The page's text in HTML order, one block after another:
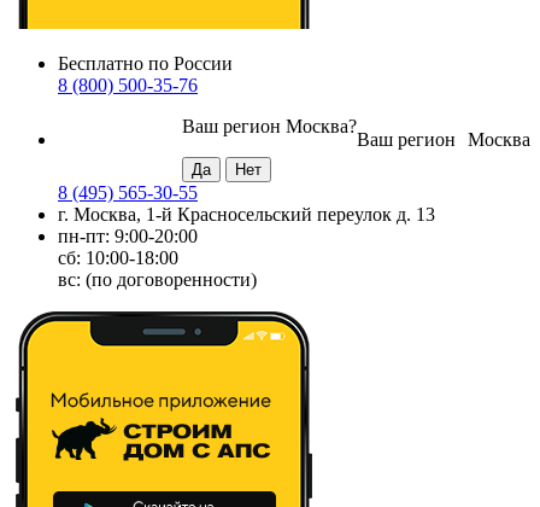
Бесплатно по России
8 (800) 500-35-76
Москва
Ваш регион
Ваш регион Москва?
8 (495) 565-30-55
г. Москва, 1-й Красносельский переулок д. 13
пн-пт: 9:00-20:00
сб: 10:00-18:00
вс: (по договоренности)